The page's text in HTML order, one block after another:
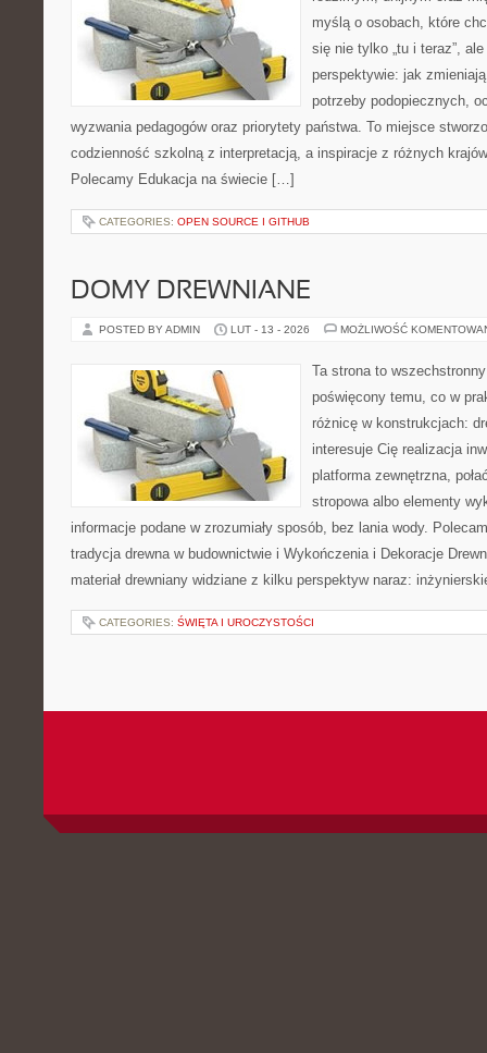
myślą o osobach, które
się nie tylko „tu i teraz”,
perspektywie: jak
potrzeby podopiecznych,
wyzwania pedagogów oraz priorytety państwa. To miejsce
codzienność szkolną z interpretacją, a inspiracje z różnych
Polecamy Edukacja na świecie […]
CATEGORIES: OPEN SOURCE I GITHUB
DOMY DREWNIANE
POSTED BY ADMIN LUT - 13 - 2026 MOŻLIWOŚĆ
Ta strona to
poświęcony temu, co w
różnicę w konstrukcjach:
interesuje Cię realizacja
platforma zewnętrzna,
stropowa albo elementy
informacje podane w zrozumiały sposób, bez lania wody.
tradycja drewna w budownictwie i Wykończenia i Dekoracje
materiał drewniany widziane z kilku perspektyw naraz:
CATEGORIES: ŚWIĘTA I UROCZYSTOŚCI